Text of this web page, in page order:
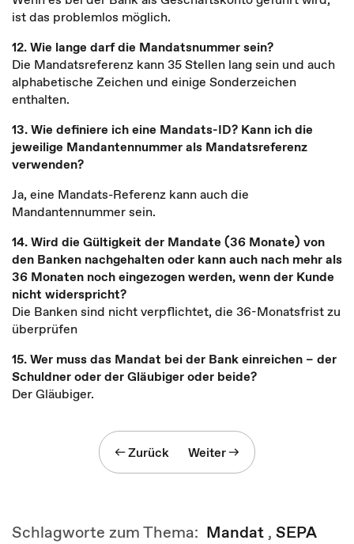
ist das problemlos möglich.
12. Wie lange darf die Mandatsnummer sein?
Die Mandatsreferenz kann 35 Stellen lang sein und auch
alphabetische Zeichen und einige Sonderzeichen
enthalten.
13. Wie definiere ich eine Mandats-ID? Kann ich die
jeweilige Mandantennummer als Mandatsreferenz
verwenden?
Ja, eine Mandats-Referenz kann auch die
Mandantennummer sein.
14. Wird die Gültigkeit der Mandate (36 Monate) von
den Banken nachgehalten oder kann auch nach mehr als
36 Monaten noch eingezogen werden, wenn der Kunde
nicht widerspricht?
Die Banken sind nicht verpflichtet, die 36-Monatsfrist zu
überprüfen
15.Wer muss das Mandat bei der Bank einreichen – der
Schuldner oder der Gläubiger oder beide?
Der Gläubiger.
Zurück Weiter
Schlagworte zum Thema: Mandat , SEPA